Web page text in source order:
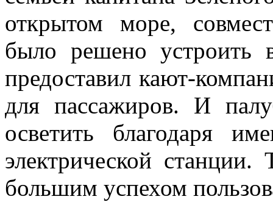
открытом море,
было решено устроить
предоставил ка­ют-
для пассажиров. И
осветить благодаря
электрической
большим успехом